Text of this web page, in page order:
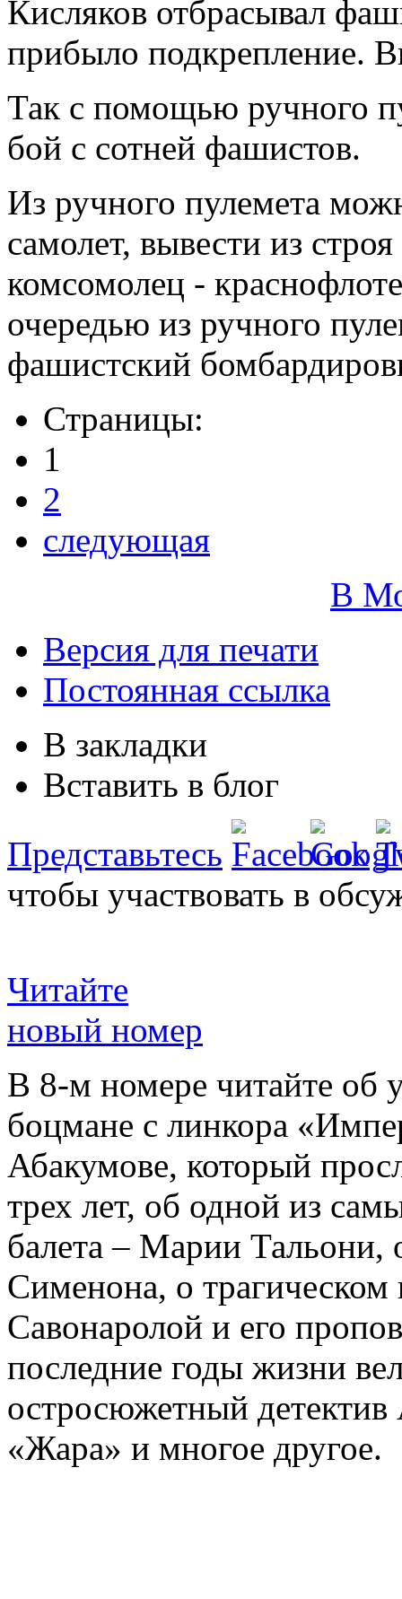
Кисляков отбрасывал
прибыло подкрепление.
Так с помощью ручного
бой с сотней фашистов.
Из ручного пулемета
самолет, вывести из
комсомолец -
очередью из ручного
фашистский
Страницы:
1
2
следующая
В
Версия для печати
Постоянная ссылка
В закладки
Вставить в блог
Представьтесь
чтобы участвовать в
Читайте
новый номер
В 8-м номере читайте об
боцмане с линкора
Абакумове, который
трех лет, об одной из
балета – Марии
Сименона, о трагическом
Савонаролой и его
последние годы жизни
остросюжетный детектив
«Жара» и многое другое.